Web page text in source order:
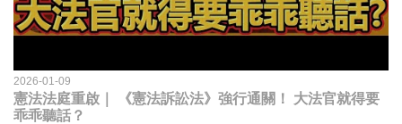
2026-01-09
憲法法庭重啟｜ 《憲法訴訟法》強行通關！ 大法官就得要
乖乖聽話？